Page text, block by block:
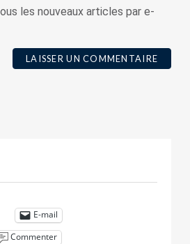
les nouveaux articles par e-
E-mail
Commenter